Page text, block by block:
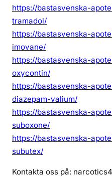
https://bastasvenska-
tramadol/
https://bastasvenska-
imovane/
https://bastasvenska-
oxycontin/
https://bastasvenska-
diazepam-valium/
https://bastasvenska-
suboxone/
https://bastasvenska-
subutex/
Kontakta oss på: